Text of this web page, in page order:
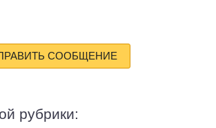
СООБЩЕНИЕ
рубрики: